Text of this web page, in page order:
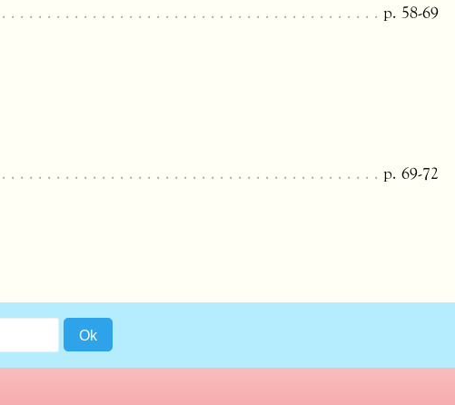
p. 58-69
p. 69-72